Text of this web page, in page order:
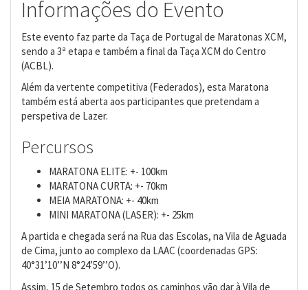
Informações do Evento
Este evento faz parte da Taça de Portugal de Maratonas XCM,
sendo a 3ª etapa e também a final da Taça XCM do Centro
(ACBL).
Além da vertente competitiva (Federados), esta Maratona
também está aberta aos participantes que pretendam a
perspetiva de Lazer.
Percursos
MARATONA ELITE: +- 100km
MARATONA CURTA: +- 70km
MEIA MARATONA: +- 40km
MINI MARATONA (LASER): +- 25km
A partida e chegada será na Rua das Escolas, na Vila de Aguada
de Cima, junto ao complexo da LAAC (coordenadas GPS:
40°31’10’’N 8°24’59’’O).
Assim, 15 de Setembro todos os caminhos vão dar à Vila de